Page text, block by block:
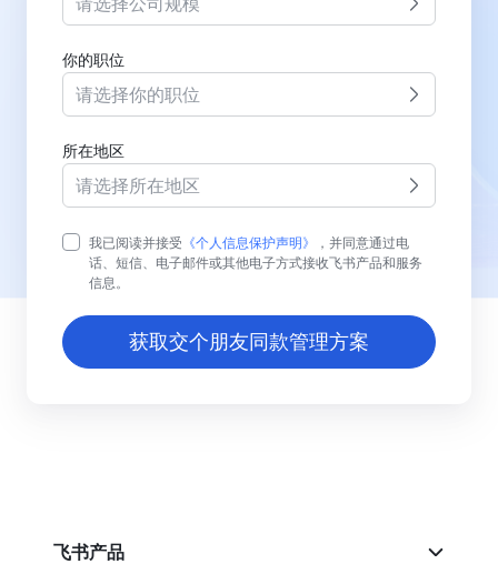
你的职位
请选择你的职位
所在地区
请选择所在地区
我已阅读并接受 《个人信息保护声明》
，并同意通过电
话、短信、电子邮件或其他电子方式接收飞书产品和服务
信息。
获取交个朋友同款管理方案
飞书产品